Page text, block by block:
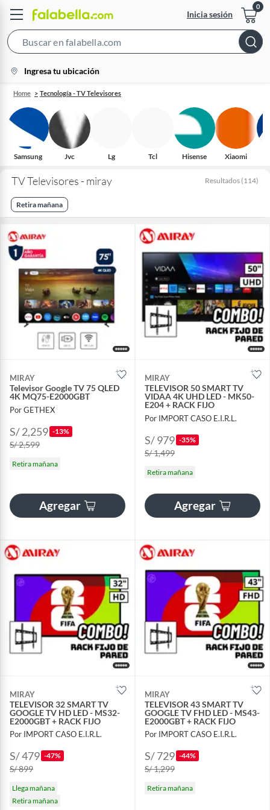
Inicia sesión
Bar
location-
icon
Ingresa tu ubicación
Home Tecnología - TV Televisores
Samsung Jvc Lg Tcl Hisense Xiaomi
TV Televisores - miray Resultados (114)
Retira mañana
MIRAY
Televisor Google TV 75 QLED
4K MQ75-E2000GBT
Por GETHEX
S/ 2,259 -13%
S/ 2,599
Retira mañana
Agregar
MIRAY
TELEVISOR 50 SMART TV
VIDAA 4K UHD LED - MK50-
E204 + RACK FIJO
Por IMPORT CASO E.I.R.L.
S/ 979 -35%
S/ 1,499
Retira mañana
Agregar
MIRAY
TELEVISOR 32 SMART TV
GOOGLE TV HD LED - MS32-
E2000GBT + RACK FIJO
Por IMPORT CASO E.I.R.L.
S/ 479 -47%
S/ 899
Llega mañana
Retira mañana
MIRAY
TELEVISOR 43 SMART TV
GOOGLE TV FHD LED - MS43-
E2000GBT + RACK FIJO
Por IMPORT CASO E.I.R.L.
S/ 729 -44%
S/ 1,299
Retira mañana